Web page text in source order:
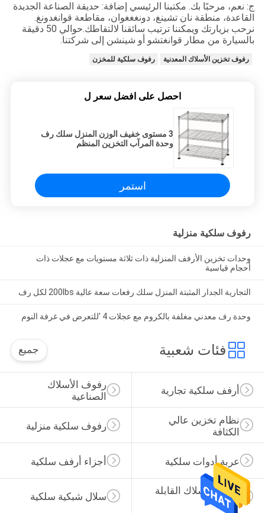
ج: نعم، مرحبًا بك. مكتبنا الرئيسي إضافة: حديقة الصناعة الجديدة
القاعدة، منطقة نان تشينغ، دونغغغوان، مقاطعة قوانغدونغ.
نرحب بزيارتك ويمكننا ترتيب سائقنا لالتقاطك.حوالي 50 دقيقة
بالسيارة من مطار قوانغتشو أو شينشن إلى شركتنا.
رفوف تخزين الأسلاك المعدنية رفوف سلكية للمخزن
احصل على افضل سعر ل
3 مستوى خفيف الوزن المنزل سلك رف
وحدة المرآب التخزين المنظم
استمر
رفوف سلكية منزلية
وحدات تخزين الأرفف المنزلية ذات ثلاثة مستويات مع عجلات ذات
أحجام قياسية
التجارية الجدار المثبتة المنزل سلك رفعات سعة عالية 200lbs لكل رف
وحدة رف معدني مغلفة بالكروم مع عجلات 4 'للتعرض في غرفة النوم
فئات شعبية جميع
رفوف الأسلاك
الصناعية
أرفف سلكية تجارية
رفوف سلكية منزلية
نظام تخزين عالي
الكثافة
أجزاء أرفف سلكية عربة أدوات سلكية
سلال شبكية سلكية
حاوية الأسلاك القابلة
للطي